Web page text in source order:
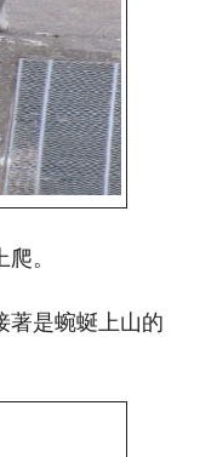
。
著是蜿蜒上山的